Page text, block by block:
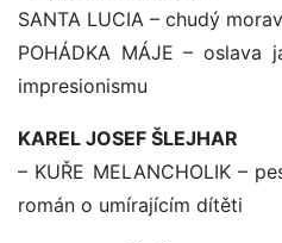
SANTA LUCIA – chudý
POHÁDKA MÁJE –
impresionismu
KAREL JOSEF ŠLEJHAR
– KUŘE MELANCHOLIK –
román o umírajícím dítěti